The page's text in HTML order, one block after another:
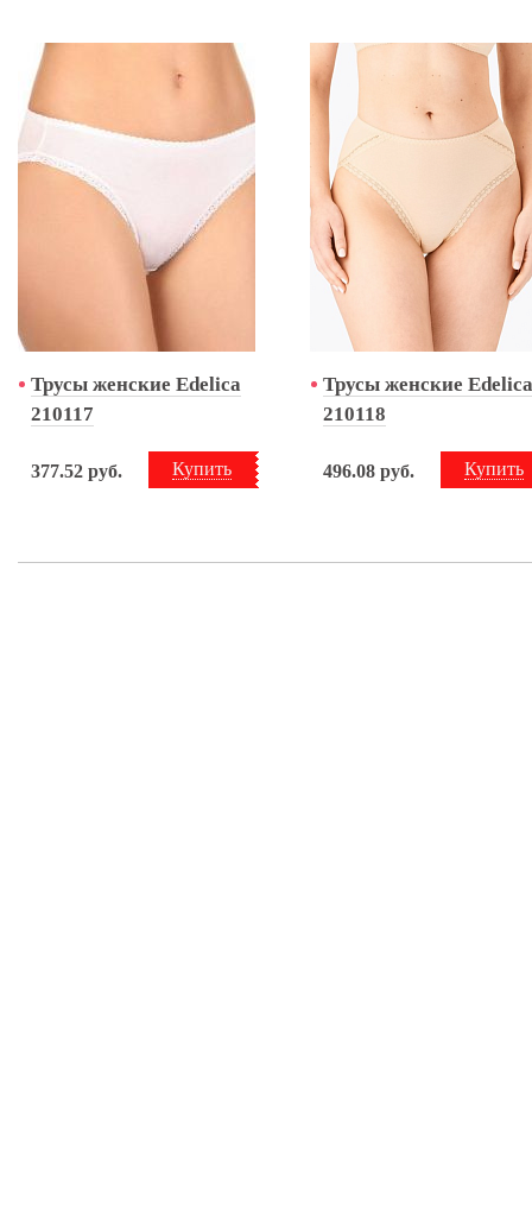
Трусы женские Edelica
210117
Купить
377.52 руб.
Трусы женские Edelica
210118
Купить
496.08 руб.